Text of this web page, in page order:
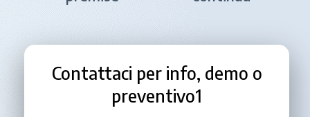
Contattaci per info, demo o
preventivo1